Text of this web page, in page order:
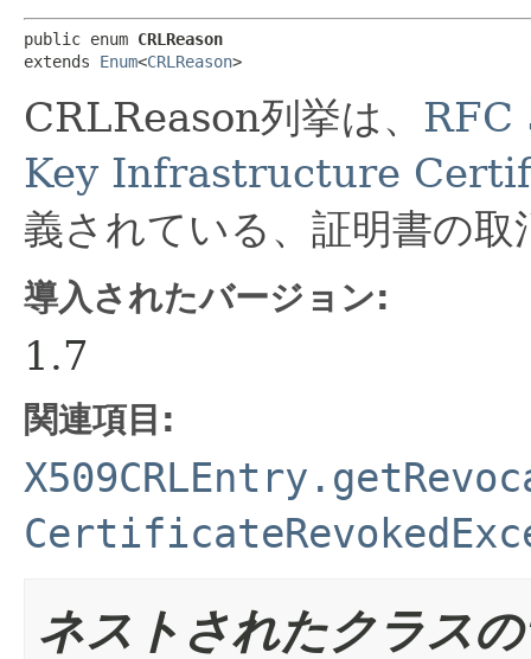
public enum CRLReason
extends Enum<CRLReason>
CRLReason列挙は、
Key Infrastructure
義されている、証明書の
導入されたバージョン:
1.7
関連項目:
ネストされたクラス